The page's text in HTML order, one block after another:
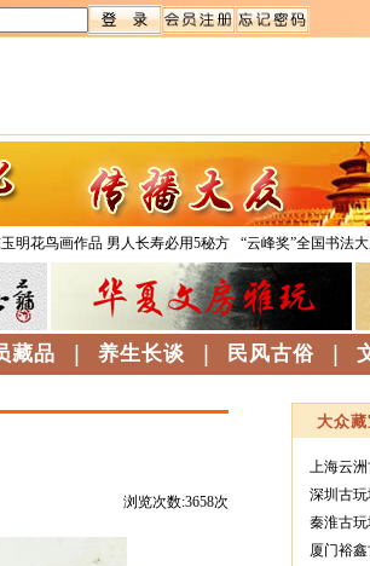
明花鸟画作品 男人长寿必用5秘方 “云峰奖”全国书法
藏品 养生长谈 民风古俗
浏览次数:3658次
大众藏
上海云
深圳古
秦淮古
厦门裕